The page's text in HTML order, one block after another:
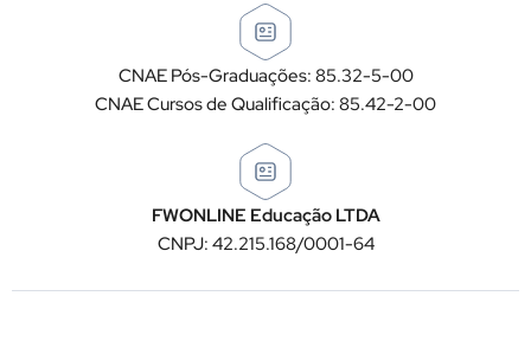
CNAE Pós-Graduações: 85.32-5-00
CNAE Cursos de Qualificação: 85.42-2-00
FWONLINE Educação LTDA
CNPJ: 42.215.168/0001-64